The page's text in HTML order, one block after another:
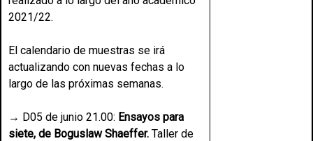
2021/22.
El calendario de muestras se irá
actualizando con nuevas fechas a lo
largo de las próximas semanas.
→ D05 de junio 21.00: Ensayos para
siete, de Boguslaw Shaeffer. Taller de